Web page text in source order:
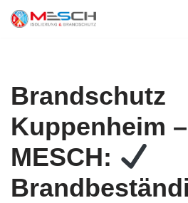
Brandschutz
Kuppenheim –
MESCH: